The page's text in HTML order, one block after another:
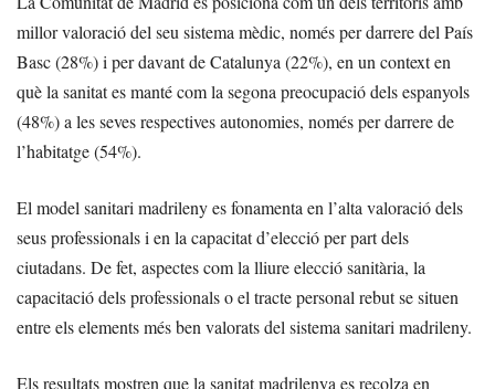
millor valoració del seu sistema mèdic, només per darrere del País
Basc (28%) i per davant de Catalunya (22%), en un context en
què la sanitat es manté com la segona preocupació dels espanyols
(48%) a les seves respectives autonomies, només per darrere de
l’habitatge (54%).
El model sanitari madrileny es fonamenta en l’alta valoració dels
seus professionals i en la capacitat d’elecció per part dels
ciutadans. De fet, aspectes com la lliure elecció sanitària, la
capacitació dels professionals o el tracte personal rebut se situen
entre els elements més ben valorats del sistema sanitari madrileny.
Els resultats mostren que la sanitat madrilenya es recolza en